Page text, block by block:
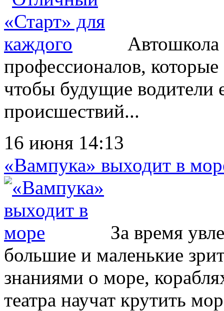
Автошкола
профессионалов,
чтобы будущие водители
происшествий...
16 июня 14:13
«Вампука» выходит в
За время
большие и маленькие
знаниями о море,
театра научат крутить